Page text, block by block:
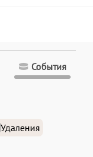
События
Удаления